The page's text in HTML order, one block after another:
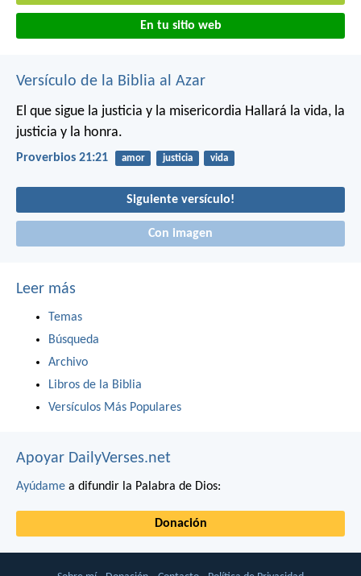
En tu sitio web
Versículo de la Biblia al Azar
El que sigue la justicia y la misericordia Hallará la vida, la
justicia y la honra.
Proverbios 21:21 amor justicia vida
Siguiente versículo!
Con imagen
Leer más
Temas
Búsqueda
Archivo
Libros de la Biblia
Versículos Más Populares
Apoyar DailyVerses.net
Ayúdame a difundir la Palabra de Dios:
Donación